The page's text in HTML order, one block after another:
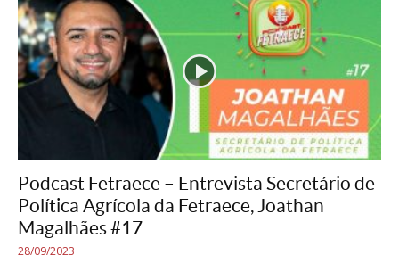
Podcast Fetraece – Entrevista Secretário de
Política Agrícola da Fetraece, Joathan
Magalhães #17
28/09/2023